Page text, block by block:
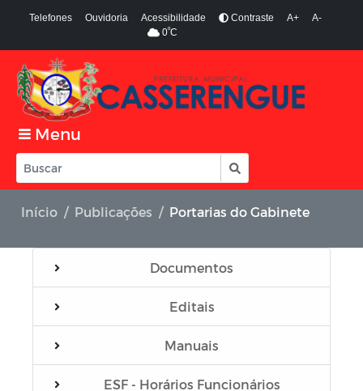
Telefones Ouvidoria Acessibilidade Contraste A+
A-
0ºC
Menu
Início Publicações Portarias do Gabinete
Documentos
Editais
Manuais
ESF - Horários Funcionários